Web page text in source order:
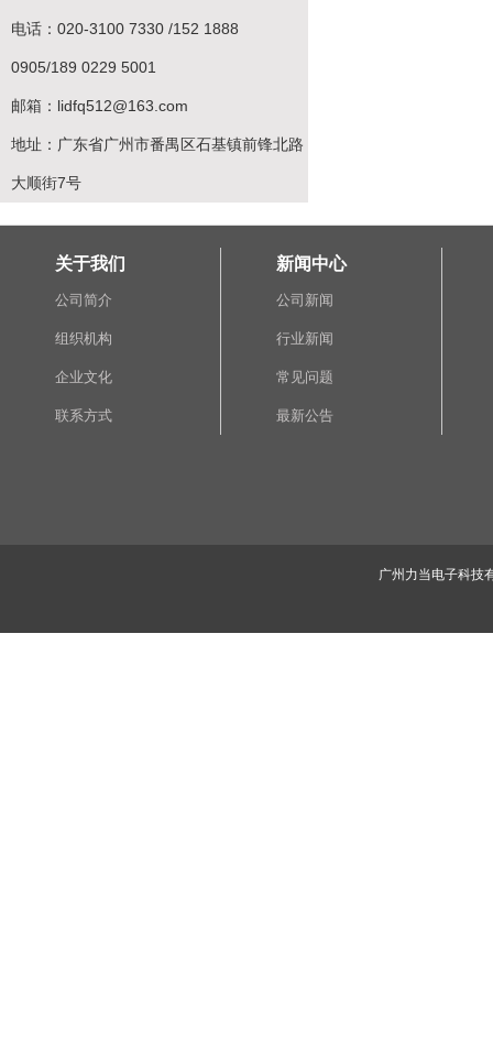
电话：020-3100 7330 /152 1888
0905/189 0229 5001
邮箱：lidfq512@163.com
地址：广东省广州市番禺区石基镇前锋北路
大顺街7号
关于我们
公司简介
组织机构
企业文化
联系方式
新闻中心
公司新闻
行业新闻
常见问题
最新公告
广州力当电子科技